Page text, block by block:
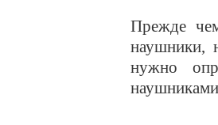
Прежде
наушники,
нужно